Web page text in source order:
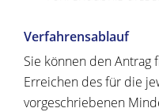
Verfahrensablauf
Sie können den Antrag
Erreichen des für die
vorgeschriebenen